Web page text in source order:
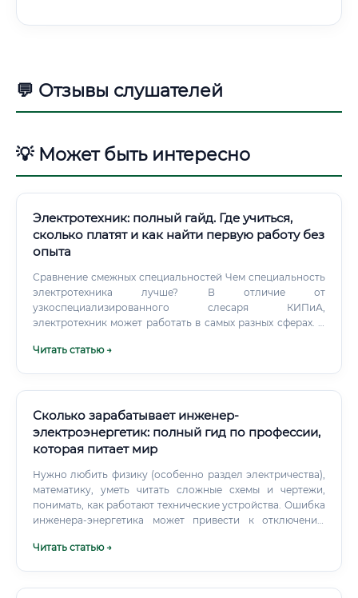
💬 Отзывы слушателей
💡 Может быть интересно
Электротехник: полный гайд. Где учиться,
сколько платят и как найти первую работу без
опыта
Сравнение смежных специальностей Чем специальность
электротехника лучше? В отличие от
узкоспециализированного слесаря КИПиА,
электротехник может работать в самых разных сферах. В
практическими навыками и может начать карьеру
Читать статью →
Сколько зарабатывает инженер-
электроэнергетик: полный гид по профессии,
которая питает мир
Нужно любить физику (особенно раздел электричества),
математику, уметь читать сложные схемы и чертежи,
понимать, как работают технические устройства. Ошибка
инженера-энергетика может привести к отключению
или, что самое страшное, к несчастным случаям.
Читать статью →